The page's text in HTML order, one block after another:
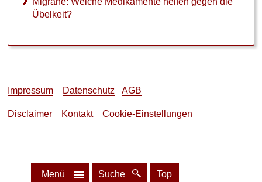
Übelkeit?
Impressum Datenschutz AGB
Disclaimer Kontakt Cookie-Einstellungen
u
c
n
s
e
?
Menü Suche Top